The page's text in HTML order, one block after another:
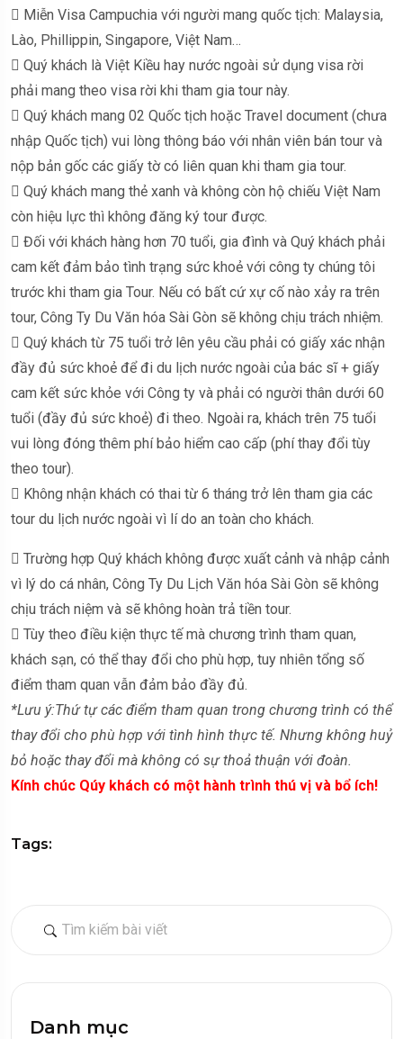
Danh mục
 Miễn Visa Campuchia với người mang quốc tịch: Malaysia,
Lào, Phillippin, Singapore, Việt Nam…
 Quý khách là Việt Kiều hay nước ngoài sử dụng visa rời
phải mang theo visa rời khi tham gia tour này.
 Quý khách mang 02 Quốc tịch hoặc Travel document (chưa
nhập Quốc tịch) vui lòng thông báo với nhân viên bán tour và
nộp bản gốc các giấy tờ có liên quan khi tham gia tour.
 Quý khách mang thẻ xanh và không còn hộ chiếu Việt Nam
còn hiệu lực thì không đăng ký tour được.
 Đối với khách hàng hơn 70 tuổi, gia đình và Quý khách phải
cam kết đảm bảo tình trạng sức khoẻ với công ty chúng tôi
trước khi tham gia Tour. Nếu có bất cứ xự cố nào xảy ra trên
tour, Công Ty Du Văn hóa Sài Gòn sẽ không chịu trách nhiệm.
 Quý khách từ 75 tuổi trở lên yêu cầu phải có giấy xác nhận
đầy đủ sức khoẻ để đi du lịch nước ngoài của bác sĩ + giấy
cam kết sức khỏe với Công ty và phải có người thân dưới 60
tuổi (đầy đủ sức khoẻ) đi theo. Ngoài ra, khách trên 75 tuổi
vui lòng đóng thêm phí bảo hiểm cao cấp (phí thay đổi tùy
theo tour).
 Không nhận khách có thai từ 6 tháng trở lên tham gia các
tour du lịch nước ngoài vì lí do an toàn cho khách.
 Trường hợp Quý khách không được xuất cảnh và nhập cảnh
vì lý do cá nhân, Công Ty Du Lịch Văn hóa Sài Gòn sẽ không
chịu trách niệm và sẽ không hoàn trả tiền tour.
 Tùy theo điều kiện thực tế mà chương trình tham quan,
khách sạn, có thể thay đổi cho phù hợp, tuy nhiên tổng số
điểm tham quan vẫn đảm bảo đầy đủ.
*Lưu ý:Thứ tự các điểm tham quan trong chương trình có thể
thay đổi cho phù hợp với tình hình thực tế. Nhưng không huỷ
bỏ hoặc thay đổi mà không có sự thoả thuận với đoàn.
Kính chúc Qúy khách có một hành trình thú vị và bổ ích!
Tags: